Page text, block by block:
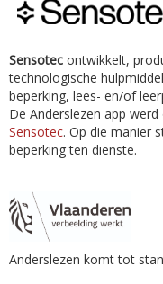
Sensotec ontwikkelt,
technologische
beperking, lees- en/of
De Anderslezen app
Sensotec. Op die manier
beperking ten dienste.
Anderslezen komt tot